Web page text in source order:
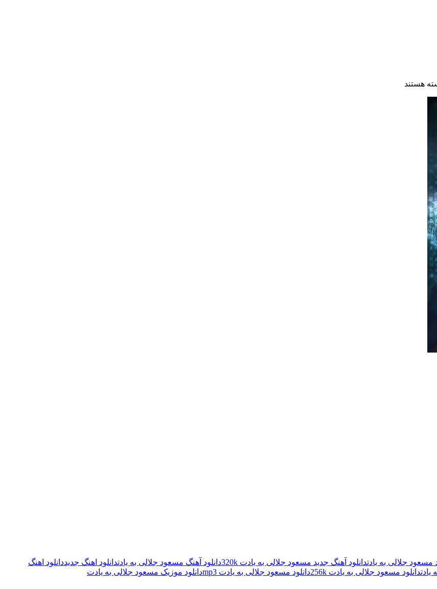
هستند
مسعود جلالی به یادتدانلود آهنگ جدید مسعود جلالی به یادت 320k دانلود آهنگ مسعود جلالی به یادتدانلود اهنگ جدیددانلود اهنگ
یادتدانلود مسعود جلالی به یادت 256k دانلود مسعود جلالی به یادت mp3 دانلود موزیک مسعود جلالی به یادت